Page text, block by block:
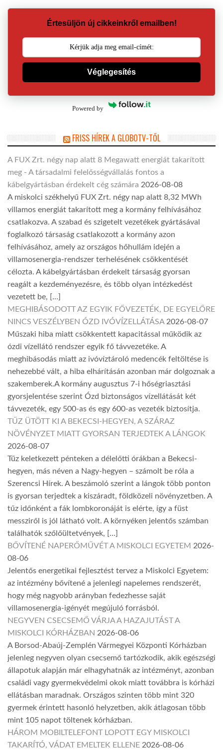
Értesüljön új cikkeinkről emailben!
Véglegesítés
Powered by
FRISS HÍREK A GLOBOTV-TŐL
A FUX Zrt. négy nap alatt 8 Megawatt energiát takarított
meg - A társadalmi felelősségvállalás fontos a
kábelgyártásban érdekelt cég számára 2026-08-08
A miskolci székhelyű FUX Zrt. négy nap alatt 8,32 MWh
villamos energiát takarított meg a kormány felhívásához
csatlakozva. A szabad és szigetelt vezetékek gyártásával
foglalkozó társaság csatlakozott a kormány azon
felhívásához, amely az országos hőhullám idején a
villamosenergia-rendszer terhelésének csökkentését
célozta. A kábelgyártásban érdekelt társaság gyorsan
reagált a kezdeményezésre, és több olyan intézkedést
vezetett be, […]
MEGHIBÁSODOTT AZ EGYIK FŐVEZETÉK, DE EGYELŐRE
NINCS VESZÉLYBEN ÓZD IVÓVÍZELLÁTÁSA 2026-08-07
Műszaki hiba miatt csökkentett kapacitással működik az
ózdi vízellátó rendszer egyik fő távvezetéke. A
meghibásodás miatt az ivóvíztároló medencék feltöltése is
nehezebbé vált, a hiba elhárításán azonban már dolgoznak a
szakemberek.A kormány augusztus 7-i hőségriasztási
gyorsjelentése szerint Ózd biztonságos vízellátását két
távvezeték, egy 500-as és egy 600-as vezeték biztosítja.
TŰZ ÜTÖTT KI A BEKECSI-HEGYEN, A SZÁRAZ
NÖVÉNYZET MIATT GYORSAN TERJEDTEK A LÁNGOK
2026-08-07
Tűz keletkezett pénteken a délelőtti órákban a Bekecsi-
hegyen, más néven a Nagy-hegyen – számolt be róla a
Szerencsi Hírek. A beszámoló szerint a lángok több ponton
is gyorsan terjedtek a kiszáradt, földközeli növényzetben. A
tűz időnként a fák lombkoronáját is elérte, így a füst
messziről is jól látható volt. A környéken jelentős számban
találhatók szőlőültetvények, […]
BŐVÍTENÉ NAPERŐMŰVÉT A MISKOLCI EGYETEM 2026-
08-06
Jelentős energetikai fejlesztést tervez a Miskolci Egyetem:
az intézmény bővítené a jelenlegi napelemes rendszerét,
hogy még nagyobb arányban fedezhesse saját
villamosenergia-igényét megújuló forrásból.
NEGYVEN CSECSEMŐ VÁRJA A HAZAJUTÁST A
MISKOLCI KÓRHÁZBAN 2026-08-06
A Borsod-Abaúj-Zemplén Vármegyei Központi Kórházban
jelenleg negyven olyan csecsemő tartózkodik, akik egészségi
állapotuk alapján már elhagyhatnák az intézményt, azonban
családi vagy gyermekvédelmi okok miatt továbbra is kórházi
ellátásban maradnak. Országos szinten több mint 320
gyermek érintett hasonló helyzetben, akik átlagosan több
mint 105 napot töltenek kórházban.
HÁROM MOBILTELEFONT LOPOTT EGY MISKOLCI
TAKARÍTÓ, VÁDAT EMELTEK ELLENE 2026-08-06